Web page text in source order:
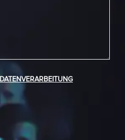
DATENVERARBEITUNG